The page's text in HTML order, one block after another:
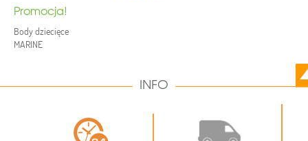
Promocja!
Body dziecięce
MARINE
INFO